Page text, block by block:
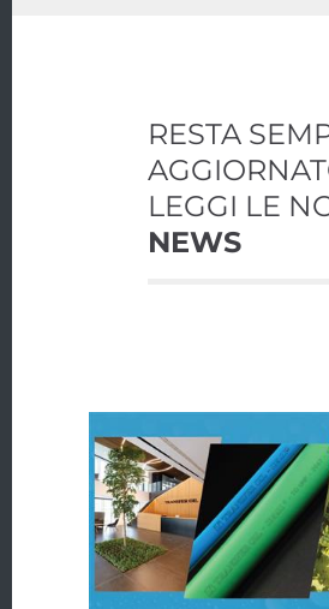
RESTA
LEGGI LE
NEWS